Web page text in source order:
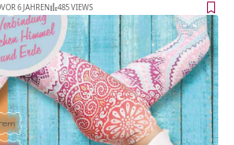
VOR 6 JAHREN 485 VIEWS